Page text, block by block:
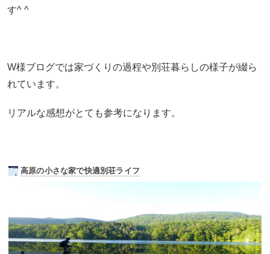
す^ ^
W様ブログでは家づくりの過程や別荘暮らしの様子が綴ら
れています。
リアルな感想がとても参考になります。